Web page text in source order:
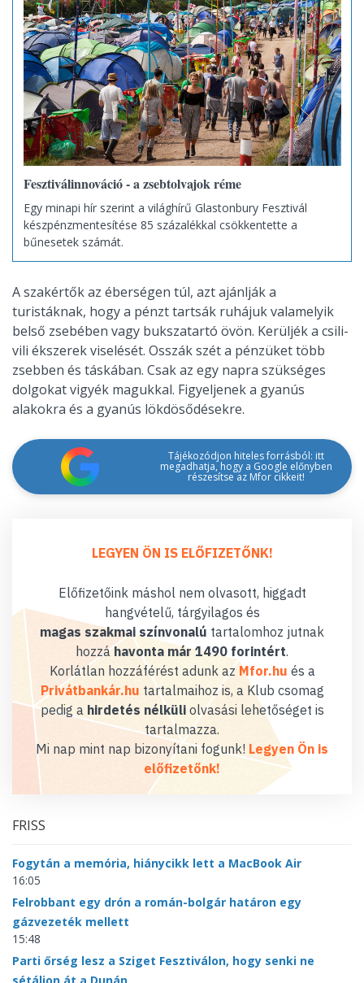
Fesztiválinnováció - a zsebtolvajok réme
Egy minapi hír szerint a világhírű Glastonbury Fesztivál
készpénzmentesítése 85 százalékkal csökkentette a
bűnesetek számát.
A szakértők az éberségen túl, azt ajánlják a
turistáknak, hogy a pénzt tartsák ruhájuk valamelyik
belső zsebében vagy bukszatartó övön. Kerüljék a csili-
vili ékszerek viselését. Osszák szét a pénzüket több
zsebben és táskában. Csak az egy napra szükséges
dolgokat vigyék magukkal. Figyeljenek a gyanús
alakokra és a gyanús lökdösődésekre.
Tájékozódjon hiteles forrásból: itt
megadhatja, hogy a Google előnyben
részesítse az Mfor cikkeit!
LEGYEN ÖN IS ELŐFIZETŐNK!
Előfizetőink máshol nem olvasott, higgadt
hangvételű, tárgyilagos és
magas szakmai színvonalú tartalomhoz jutnak
hozzáhavonta már 1490 forintért.
Korlátlan hozzáférést adunk az Mfor.hu és a
Privátbankár.hu tartalmaihoz is, a Klub csomag
pedig a hirdetés nélküliolvasási lehetőséget is
tartalmazza.
Mi nap mint nap bizonyítani fogunk! Legyen Ön is
előfizetőnk!
FRISS
Fogytán a memória, hiánycikk lett a MacBook Air
16:05
Felrobbant egy drón a román-bolgár határon egy
gázvezeték mellett
15:48
Parti őrség lesz a Sziget Fesztiválon, hogy senki ne